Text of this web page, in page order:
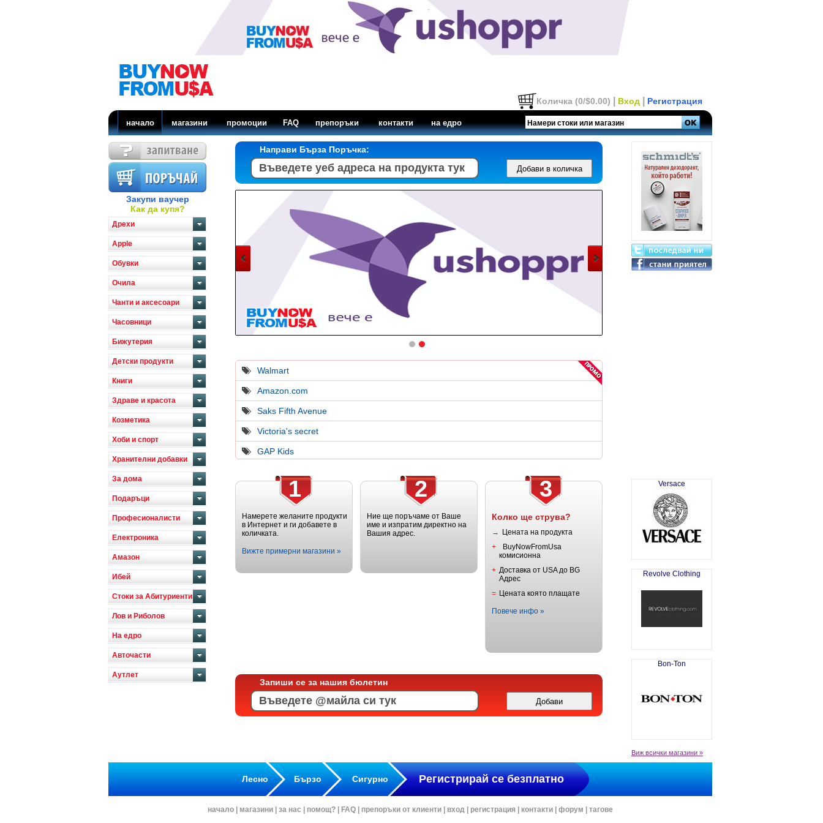
Количка (0/$0.00) Вход Регистрация
начало магазини промоции FAQ препоръки контакти на едро
Закупи ваучер
Как да купя?
Дрехи
Apple
Обувки
Очила
Чанти и аксесоари
Часовници
Бижутерия
Детски продукти
Книги
Здраве и красота
Козметика
Хоби и спорт
Хранителни добавки
За дома
Подаръци
Професионалисти
Електроника
Амазон
Ибей
Стоки за Абитуриенти
Лов и Риболов
На едро
Авточасти
Аутлет
Направи Бърза Поръчка:
Walmart
Amazon.com
Saks Fifth Avenue
Victoria's secret
GAP Kids
1
Намерете желаните продукти
в Интернет и ги добавете в
количката.
Вижте примерни магазини »
2
Ние ще поръчаме от Ваше
име и изпратим директно на
Вашия адрес.
3
Колко ще струва?
→
Цената на продукта
+
BuyNowFromUsa
комисионна
+ Доставка от USA до BG
Адрес
= Цената която плащате
Повече инфо »
Запиши се за нашия бюлетин
Versace
Revolve Clothing
Bon-Ton
Виж всички магазини »
Лесно Бързо Сигурно Регистрирай се безплатно
начало магазини за нас помощ? FAQ препоръки от клиенти вход регистрация контакти форум тагове